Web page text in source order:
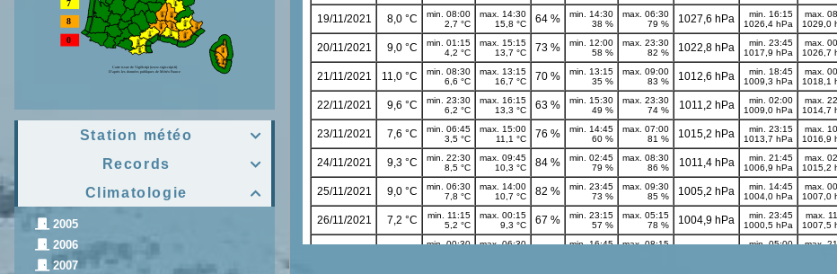

Station météo

Records

Climatologie
2005
2006
2007